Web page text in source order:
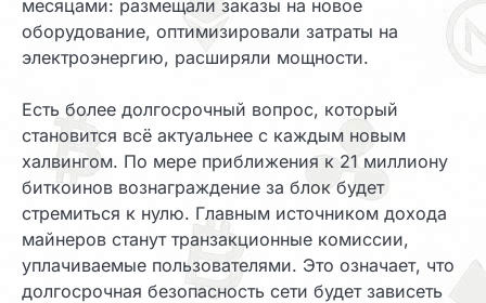
месяцами: размещали заказы на новое
оборудование, оптимизировали затраты на
электроэнергию, расширяли мощности.
Есть более долгосрочный вопрос, который
становится всё актуальнее с каждым новым
халвингом. По мере приближения к 21 миллиону
биткоинов вознаграждение за блок будет
стремиться к нулю. Главным источником дохода
майнеров станут транзакционные комиссии,
уплачиваемые пользователями. Это означает, что
долгосрочная безопасность сети будет зависеть